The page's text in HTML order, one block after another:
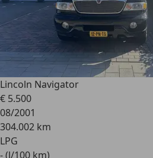
Lincoln Navigator
€ 5.500
08/2001
304.002 km
LPG
- (l/100 km)